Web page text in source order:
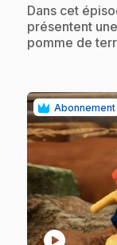
.Dans cet
présentent
pomme de
Abonnement